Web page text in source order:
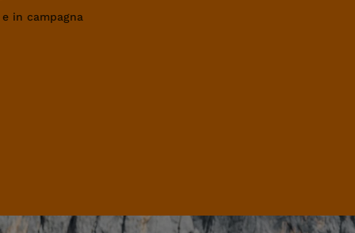
in campagna